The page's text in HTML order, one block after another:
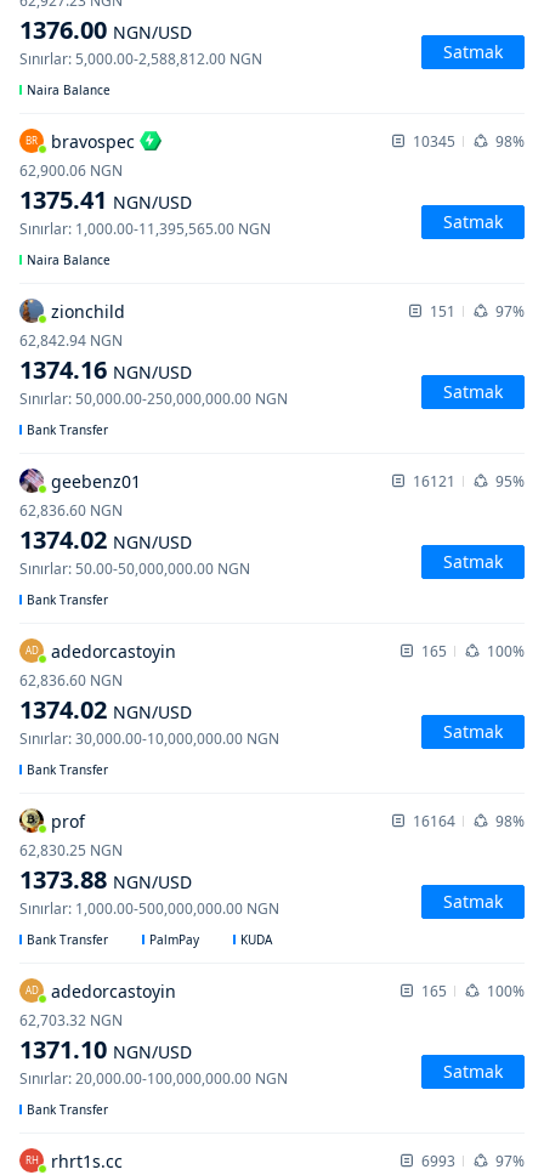
1376.00 NGN/USD
Sınırlar:5,000.00-2,588,812.00 NGN Satmak
Naira Balance
BR bravospec 10345 98%
1375.41 NGN/USD
62,900.06 NGN
Sınırlar: 1,000.00-11,395,565.00 NGN Satmak
Naira Balance
zionchild 151 97%
1374.16 NGN/USD
62,842.94 NGN
Sınırlar:50,000.00-250,000,000.00 NGN Satmak
Bank Transfer
geebenz01 16121 95%
1374.02 NGN/USD
62,836.60 NGN
Sınırlar:50.00-50,000,000.00 NGN Satmak
Bank Transfer
AD adedorcastoyin 165 100%
1374.02 NGN/USD
62,836.60 NGN
Sınırlar:30,000.00-10,000,000.00 NGN Satmak
Bank Transfer
prof 16164 98%
1373.88 NGN/USD
62,830.25 NGN
Sınırlar: 1,000.00-500,000,000.00 NGN Satmak
Bank Transfer PalmPay KUDA
AD adedorcastoyin 165 100%
1371.10 NGN/USD
62,703.32 NGN
Sınırlar:20,000.00-100,000,000.00 NGN Satmak
Bank Transfer
RH rhrt1s.cc 6993 97%